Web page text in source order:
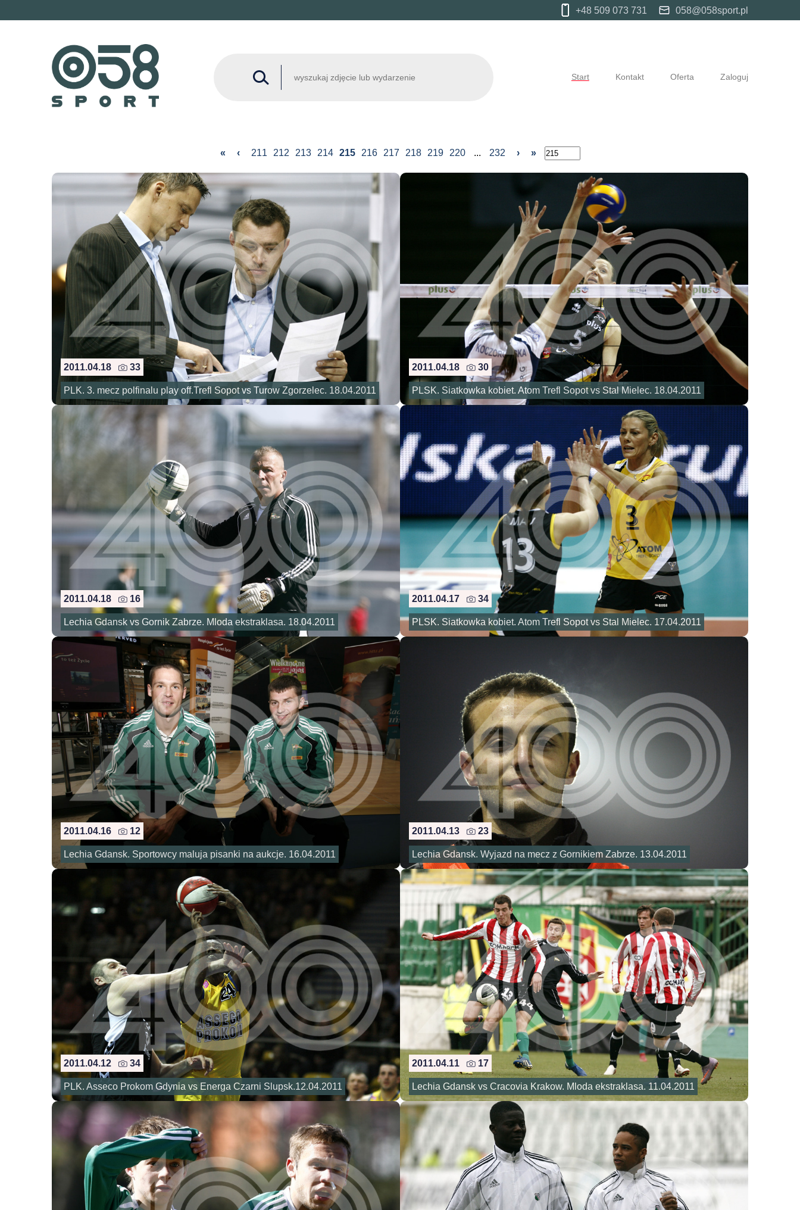
+48 509 073 731 058@058sport.pl
Start Kontakt Oferta Zaloguj
« ‹ 211 212 213 214 215 216 217 218 219 220 ... 232 › »
2011.04.18 33
PLK. 3. mecz polfinalu play off.Trefl Sopot vs Turow Zgorzelec. 18.04.2011
2011.04.18 30
PLSK. Siatkowka kobiet. Atom Trefl Sopot vs Stal Mielec. 18.04.2011
2011.04.18 16
Lechia Gdansk vs Gornik Zabrze. Mloda ekstraklasa. 18.04.2011
2011.04.17 34
PLSK. Siatkowka kobiet. Atom Trefl Sopot vs Stal Mielec. 17.04.2011
2011.04.16 12
Lechia Gdansk. Sportowcy maluja pisanki na aukcje. 16.04.2011
2011.04.13 23
Lechia Gdansk. Wyjazd na mecz z Gornikiem Zabrze. 13.04.2011
2011.04.12 34
PLK. Asseco Prokom Gdynia vs Energa Czarni Slupsk.12.04.2011
2011.04.11 17
Lechia Gdansk vs Cracovia Krakow. Mloda ekstraklasa. 11.04.2011